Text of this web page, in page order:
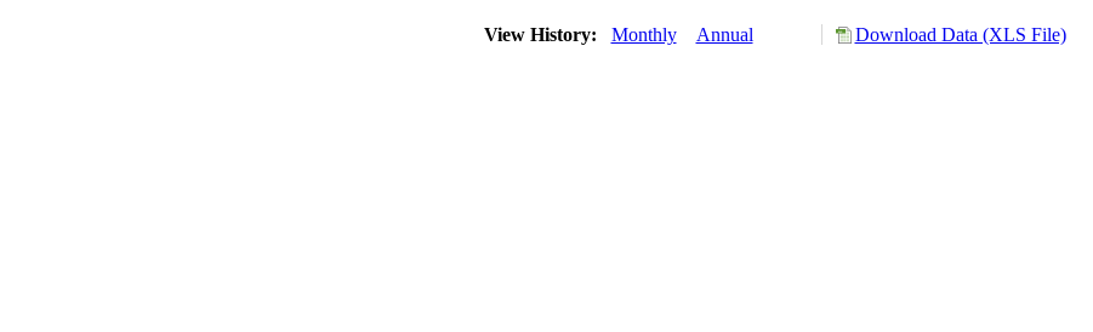
View History: Monthly Annual Download Data (XLS File)